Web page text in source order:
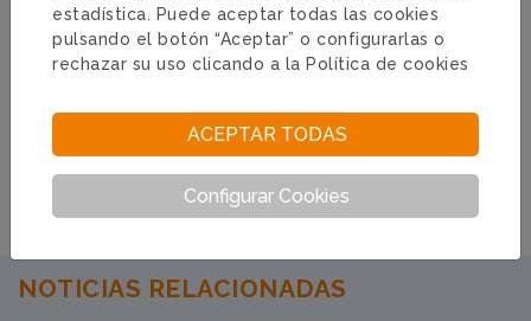
Categorías Emergencias ·Derechos de la infancia
#india #ciclon amphan #sunderbans
#salud
#ayuda humanitaria
#seguridada alimnetaria
NOTICIAS RELACIONADAS
estadística. Puede aceptar todas las cookies
pulsando el botón “Aceptar” o configurarlas o
rechazar su uso clicando a la Política de cookies
ACEPTAR TODAS
Configurar Cookies